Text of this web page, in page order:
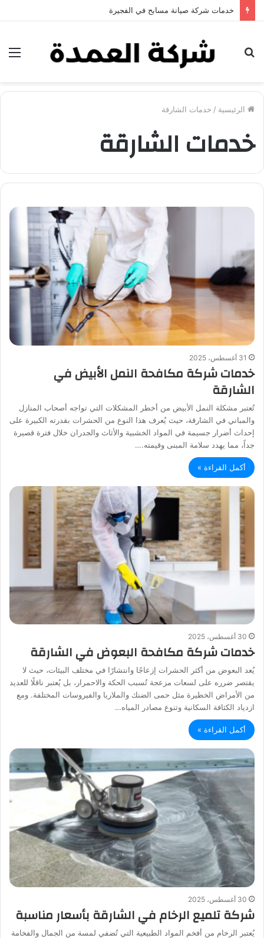
خدمات شركة جلي وتلميع الرخام في العين
الرئيسية / خدمات الشارقة
خدمات الشارقة
31 أغسطس، 2025
خدمات شركة مكافحة النمل الأبيض في
الشارقة
تُعتبر مشكلة النمل الأبيض من أخطر المشكلات التي تواجه أصحاب المنازل
والمباني في الشارقة، حيث يُعرف هذا النوع من الحشرات بقدرته الكبيرة على
إحداث أضرار جسيمة في المواد الخشبية والأثاث والجدران خلال فترة قصيرة
جداً، مما يهدد سلامة المبنى وقيمته.…
أكمل القراءة »
30 أغسطس، 2025
خدمات شركة مكافحة البعوض في الشارقة
يُعد البعوض من أكثر الحشرات إزعاجًا وانتشارًا في مختلف البيئات، حيث لا
يقتصر ضرره على لسعات مزعجة تُسبب الحكة والاحمرار، بل يُعتبر ناقلًا للعديد
من الأمراض الخطيرة مثل حمى الضنك والملاريا والفيروسات المختلفة. ومع
ازدياد الكثافة السكانية وتنوع مصادر المياه…
أكمل القراءة »
30 أغسطس، 2025
شركة تلميع الرخام في الشارقة بأسعار مناسبة
يُعتبر الرخام من أفخم المواد الطبيعية التي تُضفي لمسة من الجمال والفخامة